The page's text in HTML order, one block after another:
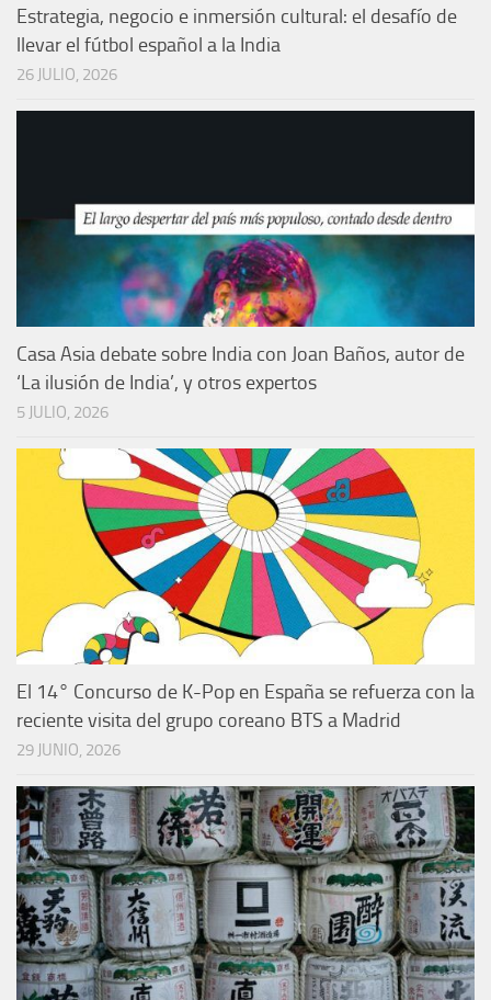
Estrategia, negocio e inmersión cultural: el desafío de
llevar el fútbol español a la India
26 JULIO, 2026
Casa Asia debate sobre India con Joan Baños, autor de
‘La ilusión de India’, y otros expertos
5 JULIO, 2026
El 14° Concurso de K-Pop en España se refuerza con la
reciente visita del grupo coreano BTS a Madrid
29 JUNIO, 2026